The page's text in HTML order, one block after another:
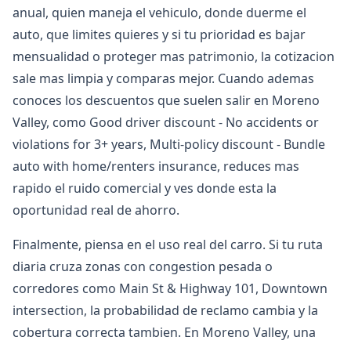
anual, quien maneja el vehiculo, donde duerme el
auto, que limites quieres y si tu prioridad es bajar
mensualidad o proteger mas patrimonio, la cotizacion
sale mas limpia y comparas mejor. Cuando ademas
conoces los descuentos que suelen salir en Moreno
Valley, como Good driver discount - No accidents or
violations for 3+ years, Multi-policy discount - Bundle
auto with home/renters insurance, reduces mas
rapido el ruido comercial y ves donde esta la
oportunidad real de ahorro.
Finalmente, piensa en el uso real del carro. Si tu ruta
diaria cruza zonas con congestion pesada o
corredores como Main St & Highway 101, Downtown
intersection, la probabilidad de reclamo cambia y la
cobertura correcta tambien. En Moreno Valley, una